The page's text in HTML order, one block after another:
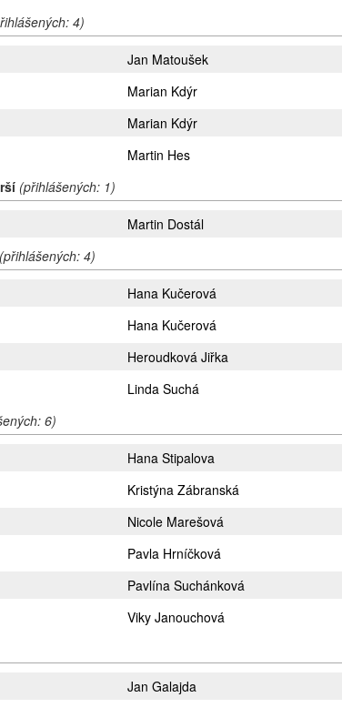
4)
Jan Matoušek
Marian Kdýr
Marian Kdýr
Martin Hes
(přihlášených: 1)
Martin Dostál
(přihlášených: 4)
Hana Kučerová
Hana Kučerová
Heroudková Jiřka
Linda Suchá
6)
Hana Stipalova
Kristýna Zábranská
Nicole Marešová
Pavla Hrníčková
Pavlína Suchánková
Viky Janouchová
Jan Galajda